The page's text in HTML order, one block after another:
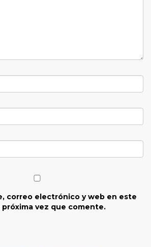
correo electrónico y web en este
próxima vez que comente.